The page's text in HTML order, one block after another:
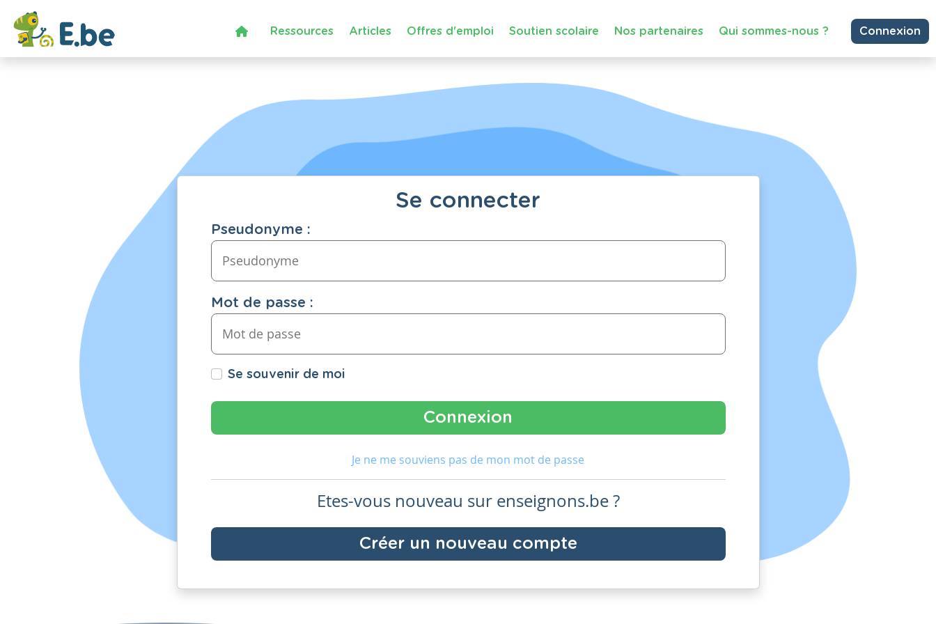
Ressources Articles Offres d'emploi Soutien scolaire Nos partenaires Qui sommes-nous ? Connexion
Se connecter
Pseudonyme :
Mot de passe :
Se souvenir de moi
Je ne me souviens pas de mon mot de passe
Etes-vous nouveau sur enseignons.be ?
Créer un nouveau compte